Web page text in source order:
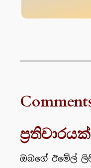
ඔබගේ ඊමේල්